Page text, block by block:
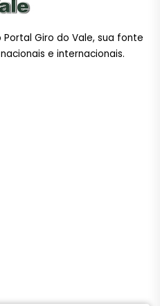
Giro do Vale, sua fonte
e internacionais.